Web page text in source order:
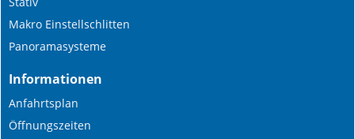
Makro Einstellschlitten
Panoramasysteme
Informationen
Anfahrtsplan
Öffnungszeiten